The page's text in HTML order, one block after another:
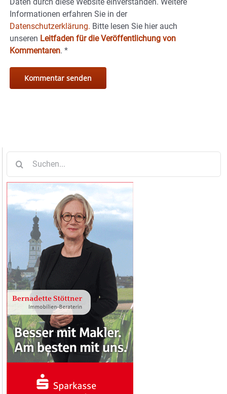
Informationen erfahren Sie in der
Datenschutzerklärung. Bitte lesen Sie hier auch
unseren Leitfaden für die Veröffentlichung von
Kommentaren. *
nach: